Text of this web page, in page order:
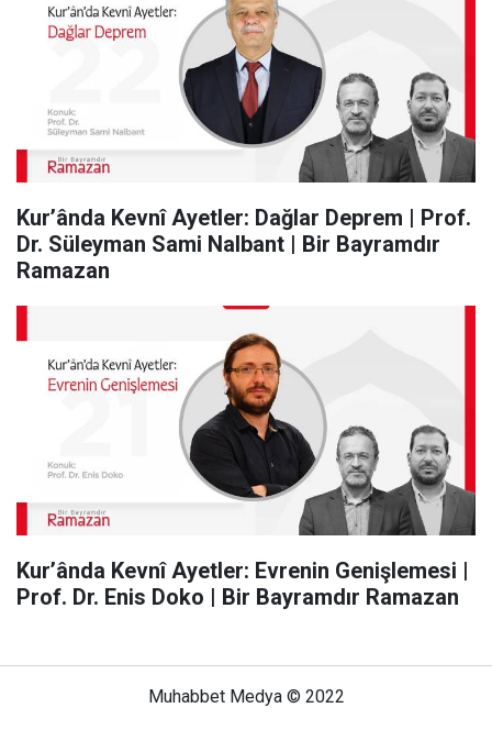
Kur’ânda Kevnî Ayetler: Dağlar Deprem | Prof.
Dr. Süleyman Sami Nalbant | Bir Bayramdır
Ramazan
Kur’ânda Kevnî Ayetler: Evrenin Genişlemesi |
Prof. Dr. Enis Doko | Bir Bayramdır Ramazan
Muhabbet Medya © 2022